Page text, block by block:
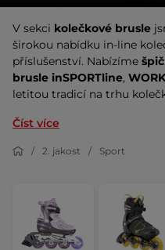
V sekci kolečkové brusle
širokou nabídku in-line
příslušenství. Nabízíme
brusle inSPORTline,
letitou tradicí na trhu
Číst více
2. jakost Sport